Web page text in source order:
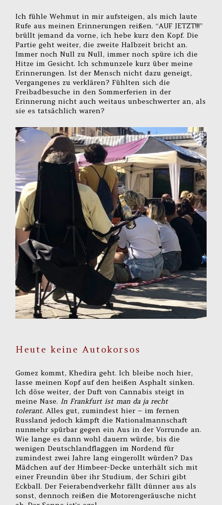
Ich fühle Wehmut in mir aufsteigen, als mich laute
Rufe aus meinen Erinnerungen reißen. “AUF JETZT!!!”
brüllt jemand da vorne, ich hebe kurz den Kopf. Die
Partie geht weiter, die zweite Halbzeit bricht an.
Immer noch Null zu Null, immer noch spüre ich die
Hitze im Gesicht. Ich schmunzele kurz über meine
Erinnerungen. Ist der Mensch nicht dazu geneigt,
Vergangenes zu verklären? Fühlten sich die
Freibadbesuche in den Sommerferien in der
Erinnerung nicht auch weitaus unbeschwerter an, als
sie es tatsächlich waren?
Heute keine Autokorsos
Gomez kommt, Khedira geht. Ich bleibe noch hier,
lasse meinen Kopf auf den heißen Asphalt sinken.
Ich döse weiter, der Duft von Cannabis steigt in
meine Nase. In Frankfurt ist man da ja recht
tolerant. Alles gut, zumindest hier – im fernen
Russland jedoch kämpft die Nationalmannschaft
nunmehr spürbar gegen ein Aus in der Vorrunde an.
Wie lange es dann wohl dauern würde, bis die
wenigen Deutschlandflaggen im Nordend für
zumindest zwei Jahre lang eingerollt würden? Das
Mädchen auf der Himbeer-Decke unterhält sich mit
einer Freundin über ihr Studium, der Schiri gibt
Eckball. Der Feierabendverkehr fällt dünner aus als
sonst, dennoch reißen die Motorengeräusche nicht